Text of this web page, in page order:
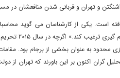
و تهران و قربانی شدن منافعشان در
است. یکی از کارشناسان می گوید
اقتصادی نیست: «هیچ
محدود به عنوان بخشی از برجام بود.
گران اکنون بر این باورند که تهران